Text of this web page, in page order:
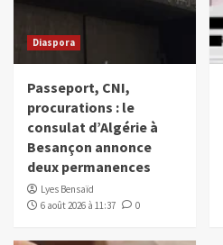
Diaspora
Passeport, CNI,
procurations : le
consulat d’Algérie à
Besançon annonce
deux permanences
Lyes Bensaïd
6 août 2026 à 11:37
0